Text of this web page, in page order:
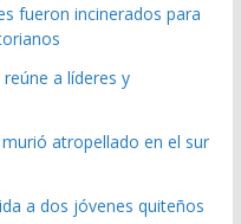
fueron incinerados para
a líderes y
atropellado en el sur
a dos jóvenes quiteños